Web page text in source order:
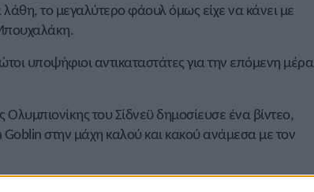
το μεγαλύτερο φάουλ όμως είχε να κάνει με
υποψήφιοι αντικαταστάτες για την επόμενη μέρα
του Σίδνεϋ δημοσίευσε ένα βίντεο,
Goblin στην μάχη καλού και κακού ανάμεσα με τον
από έναν ήρωα είναι να βλέπουν έναν